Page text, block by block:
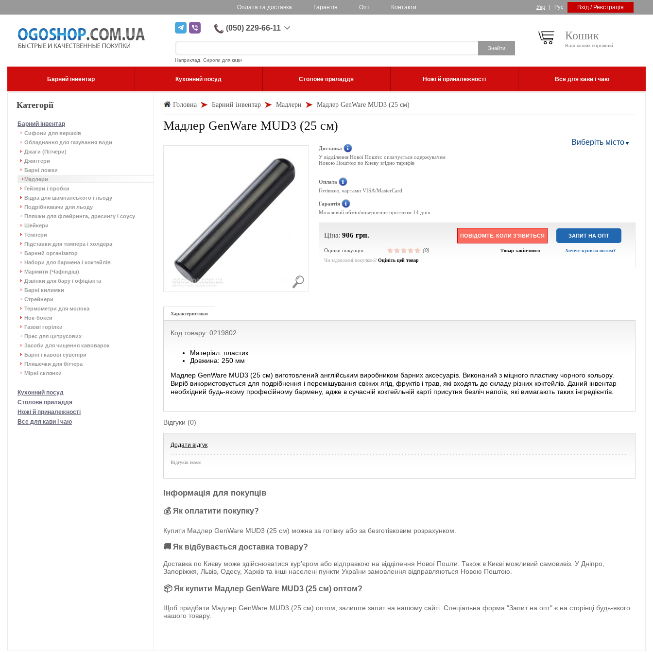
Оплата та доставка Гарантія Опт Контакти Укр | Рус Вхід / Реєстрація
(050) 229-66-11
Наприклад, Сиропи для кави
Кошик
Ваш кошик порожній
Барний інвентар Кухонний посуд Столове приладдя Ножі й приналежності Все для кави і чаю
Категорії
Барний інвентар
Сифони для вершків
Обладнання для газування води
Джаги (Пітчери)
Джиггери
Барні ложки
Мадлери
Гейзери і пробки
Відра для шампанського і льоду
Подрібнювачи для льоду
Пляшки для флейринга, дресингу і соусу
Шейкери
Темпери
Підставки для темпера і холдера
Барний організатор
Набори для бармена і коктейлів
Мармити (Чафіндіш)
Дзвінки для бару і офіціанта
Барні килимки
Стрейнери
Термометри для молока
Нок-бокси
Газові горілки
Прес для цитрусових
Засоби для чищення кавоварок
Барні і кавові сувеніри
Пляшечки для біттера
Мірні склянки
Кухонний посуд
Столове приладдя
Ножі й приналежності
Все для кави і чаю
Головна Барний інвентар Мадлери Мадлер GenWare MUD3 (25 см)
Мадлер GenWare MUD3 (25 см)
Виберіть місто
Доставка
У відділення Нової Пошти: оплачується одержувачем
Новою Поштою по Києву згідно тарифів
Оплата
Готівкою, картами VISA/MasterCard
Гарантія
Можливий обмін/повернення протягом 14 днів
Ціна: 906 грн. ПОВІДОМТЕ, КОЛИ З'ЯВИТЬСЯ ЗАПИТ НА ОПТ
Оцінки покупців: (0) Товар закінчився
Хочете купити оптом?
Чи задоволені покупкою? Оцініть цей товар
Характеристики
Код товару: 0219802
Матеріал: пластик
Довжина: 250 мм
Мадлер GenWare MUD3 (25 см) виготовлений англійським виробником барних аксесуарів. Виконаний з міцного пластику чорного кольору.
Виріб використовується для подрібнення і перемішування свіжих ягід, фруктів і трав, які входять до складу різних коктейлів. Даний інвентар
необхідний будь-якому професійному бармену, адже в сучасній коктейльній карті присутня безліч напоїв, які вимагають таких інгредієнтів.
Відгуки (0)
Додати відгук
Відгуків немає
Інформація для покупців
💰 Як оплатити покупку?
Купити Мадлер GenWare MUD3 (25 см) можна за готівку або за безготівковим розрахунком.
🚚 Як відбувається доставка товару?
Доставка по Києву може здійснюватися кур'єром або відправкою на відділення Нової Пошти. Також в Києві можливий самовивіз. У Дніпро,
Запоріжжя, Львів, Одесу, Харків та інші населені пункти України замовлення відправляються Новою Поштою.
📦 Як купити Мадлер GenWare MUD3 (25 см) оптом?
Щоб придбати Мадлер GenWare MUD3 (25 см) оптом, залиште запит на нашому сайті. Спеціальна форма "Запит на опт" є на сторінці будь-якого
нашого товару.